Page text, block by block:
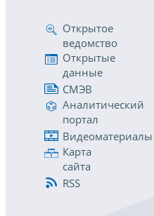
Открытое
ведомство
Открытые
данные
СМЭВ
Аналитический
портал
Видеоматериалы
Карта
сайта
RSS